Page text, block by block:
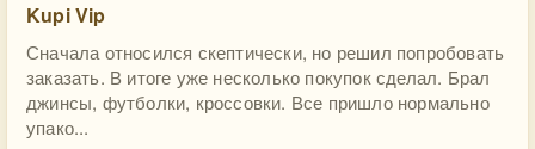
Kupi Vip
Сначала относился скептически, но решил попробовать
заказать. В итоге уже несколько покупок сделал. Брал
джинсы, футболки, кроссовки. Все пришло нормально
упако...